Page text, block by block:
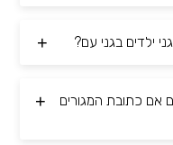
ילדים בגני עם?
אם כתובת המגורים